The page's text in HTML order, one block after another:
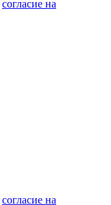
согласие на
согласие на